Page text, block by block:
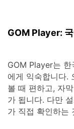
GOM Player:
GOM Player는
에게 익숙합니다.
볼 때 편하고, 자
가 됩니다. 다만
가 직접 확인하는